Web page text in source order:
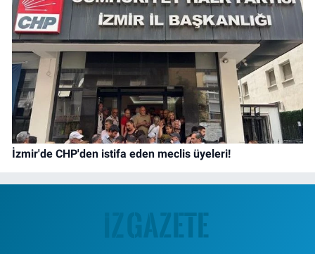
İzmir'de CHP'den istifa eden meclis üyeleri!